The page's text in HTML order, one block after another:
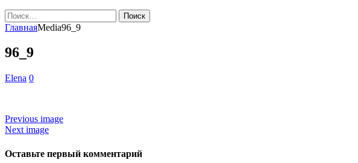
Найти:
ГлавнаяMedia96_9
96_9
Elena 0
Previous image
Next image
Оставьте первый комментарий